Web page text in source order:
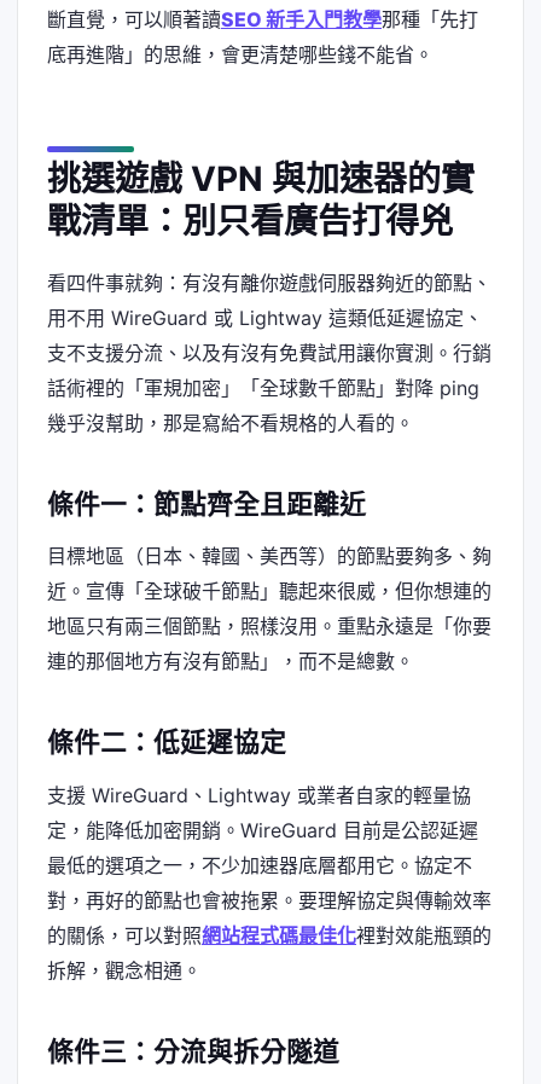
斷直覺，可以順著讀SEO 新手入門教學那種「先打
底再進階」的思維，會更清楚哪些錢不能省。
挑選遊戲 VPN 與加速器的實
戰清單：別只看廣告打得兇
看四件事就夠：有沒有離你遊戲伺服器夠近的節點、
用不用 WireGuard 或 Lightway 這類低延遲協定、
支不支援分流、以及有沒有免費試用讓你實測。行銷
話術裡的「軍規加密」「全球數千節點」對降 ping
幾乎沒幫助，那是寫給不看規格的人看的。
條件一：節點齊全且距離近
目標地區（日本、韓國、美西等）的節點要夠多、夠
近。宣傳「全球破千節點」聽起來很威，但你想連的
地區只有兩三個節點，照樣沒用。重點永遠是「你要
連的那個地方有沒有節點」，而不是總數。
條件二：低延遲協定
支援 WireGuard、Lightway 或業者自家的輕量協
定，能降低加密開銷。WireGuard 目前是公認延遲
最低的選項之一，不少加速器底層都用它。協定不
對，再好的節點也會被拖累。要理解協定與傳輸效率
的關係，可以對照網站程式碼最佳化裡對效能瓶頸的
拆解，觀念相通。
條件三：分流與拆分隧道